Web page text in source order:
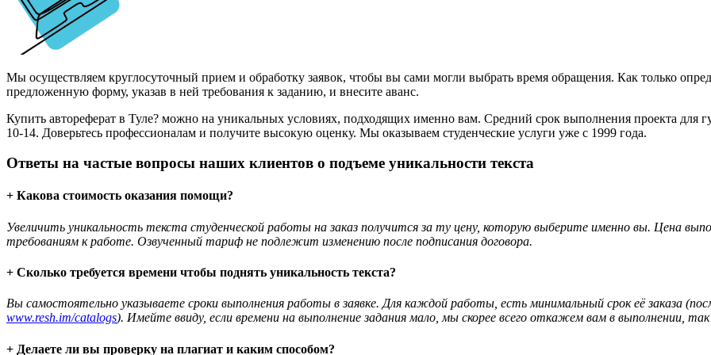
Мы осуществляем круглосуточный прием и обработку заявок, чтобы вы сами могли выбрать время обращения. Как только
предложенную форму, указав в ней требования к заданию, и внесите аванс.
Купить автореферат в Туле? можно на уникальных условиях, подходящих именно вам. Средний срок выполнения проекта для
10-14. Доверьтесь профессионалам и получите высокую оценку. Мы оказываем студенческие услуги уже с 1999 года.
Ответы на частые вопросы наших клиентов о подъеме уникальности текста
+ Какова стоимость оказания помощи?
Увеличить уникальность текста студенческой работы на заказ получится за ту цену, которую выберите именно вы. Цена
требованиям к работе. Озвученный тариф не подлежит изменению после подписания договора.
+ Сколько требуется времени чтобы поднять уникальность текста?
Вы самостоятельно указываете сроки выполнения работы в заявке. Для каждой работы, есть минимальный срок её заказа
www.resh.im/catalogs). Имейте ввиду, если времени на выполнение задания мало, мы скорее всего откажем вам в выполнении,
+ Делаете ли вы проверку на плагиат и каким способом?